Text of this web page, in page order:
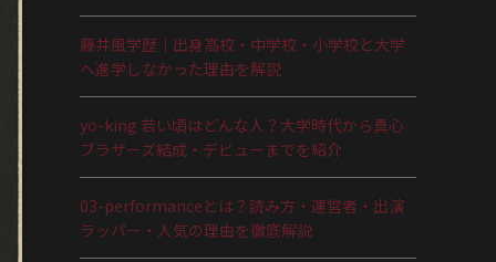
藤井風学歴｜出身高校・中学校・小学校と大学
へ進学しなかった理由を解説
yo-king 若い頃はどんな人？大学時代から真心
ブラザーズ結成・デビューまでを紹介
03-performanceとは？読み方・運営者・出演
ラッパー・人気の理由を徹底解説